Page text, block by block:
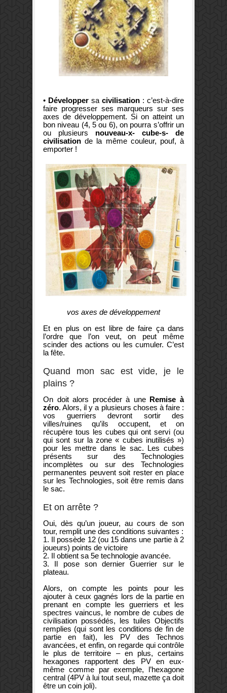
• Développer sa civilisation : c’est-à-dire
faire progresser ses marqueurs sur ses
axes de développement. Si on atteint un
bon niveau (4, 5 ou 6), on pourra s’offrir un
ou plusieurs nouveau-x- cube-s- de
civilisation de la même couleur, pouf, à
emporter !
vos axes de développement
Et en plus on est libre de faire ça dans
l’ordre que l’on veut, on peut même
scinder des actions ou les cumuler. C’est
la fête.
Quand mon sac est vide, je le
plains ?
On doit alors procéder à une Remise à
zéro. Alors, il y a plusieurs choses à faire :
vos guerriers devront sortir des
villes/ruines qu’ils occupent, et on
récupère tous les cubes qui ont servi (ou
qui sont sur la zone « cubes inutilisés »)
pour les mettre dans le sac. Les cubes
présents sur des Technologies
incomplètes ou sur des Technologies
permanentes peuvent soit rester en place
sur les Technologies, soit être remis dans
le sac.
Et on arrête ?
Oui, dès qu’un joueur, au cours de son
tour, remplit une des conditions suivantes :
1. Il possède 12 (ou 15 dans une partie à 2
joueurs) points de victoire
2. Il obtient sa 5e technologie avancée.
3. Il pose son dernier Guerrier sur le
plateau.
Alors, on compte les points pour les
ajouter à ceux gagnés lors de la partie en
prenant en compte les guerriers et les
spectres vaincus, le nombre de cubes de
civilisation possédés, les tuiles Objectifs
remplies (qui sont les conditions de fin de
partie en fait), les PV des Technos
avancées, et enfin, on regarde qui contrôle
le plus de territoire – en plus, certains
hexagones rapportent des PV en eux-
même comme par exemple, l’hexagone
central (4PV à lui tout seul, mazette ça doit
être un coin joli).